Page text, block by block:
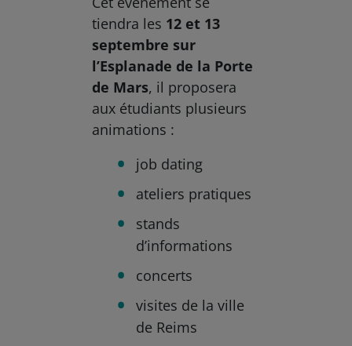
tiendra les 12 et 13
septembre sur
l’Esplanade de la Porte
de Mars, il proposera
aux étudiants plusieurs
animations :
job dating
ateliers pratiques
stands
d’informations
concerts
visites de la ville
de Reims